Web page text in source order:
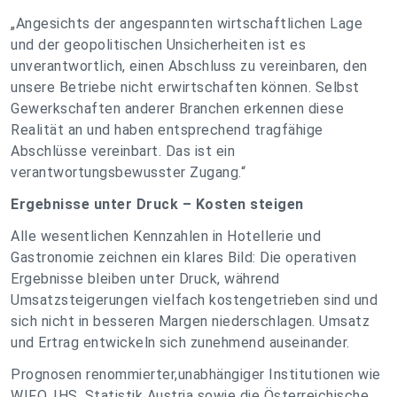
„Angesichts der angespannten wirtschaftlichen Lage
und der geopolitischen Unsicherheiten ist es
unverantwortlich, einen Abschluss zu vereinbaren, den
unsere Betriebe nicht erwirtschaften können. Selbst
Gewerkschaften anderer Branchen erkennen diese
Realität an und haben entsprechend tragfähige
Abschlüsse vereinbart. Das ist ein
verantwortungsbewusster Zugang.“
Ergebnisse unter Druck – Kosten steigen
Alle wesentlichen Kennzahlen in Hotellerie und
Gastronomie zeichnen ein klares Bild: Die operativen
Ergebnisse bleiben unter Druck, während
Umsatzsteigerungen vielfach kostengetrieben sind und
sich nicht in besseren Margen niederschlagen. Umsatz
und Ertrag entwickeln sich zunehmend auseinander.
Prognosen renommierter,unabhängiger Institutionen wie